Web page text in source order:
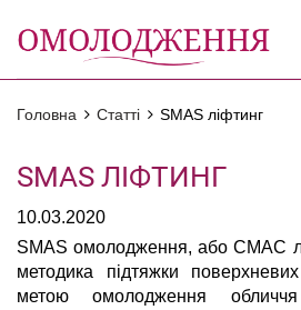
Головна Статті SMAS ліфтинг
SMAS ЛІФТИНГ
10.03.2020
SMAS омолодження, або СМАС
методика підтяжки
метою омолодження